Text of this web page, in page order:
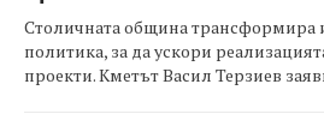
Столичната община трансформира
политика, за да ускори
проекти. Кметът Васил Терзиев